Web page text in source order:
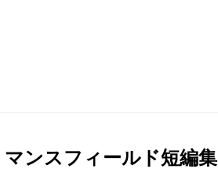
マンスフィールド短編集